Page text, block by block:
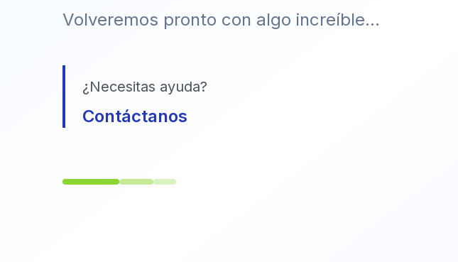
Volveremos pronto con algo increíble...
¿Necesitas ayuda?
Contáctanos